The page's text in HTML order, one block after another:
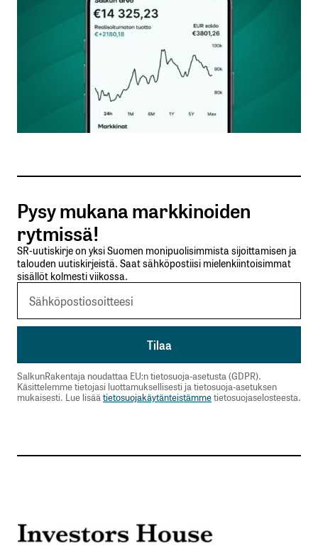
Nimesi tai nimimerkkisi
Sähköpostiosoitteesi
Tilaa SalkunRakentajan uutiskirje
Lähetä kommentti
Pysy mukana markkinoiden
rytmissä!
SR-uutiskirje on yksi Suomen monipuolisimmista sijoittamisen ja
talouden uutiskirjeistä. Saat sähköpostiisi mielenkiintoisimmat
sisällöt kolmesti viikossa.
SalkunRakentaja noudattaa EU:n tietosuoja-asetusta (GDPR).
Käsittelemme tietojasi luottamuksellisesti ja tietosuoja-asetuksen
mukaisesti. Lue lisäätietosuojakäytänteistämmetietosuojaselosteesta.